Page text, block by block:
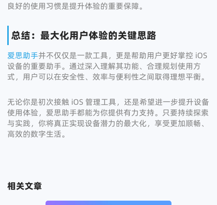
良好的使用习惯是提升体验的重要保障。
总结：最大化用户体验的关键思路
爱思助手并不仅仅是一款工具，更是帮助用户更好掌控 iOS
设备的重要助手。通过深入理解其功能、合理规划使用方
式，用户可以在安全性、效率与便利性之间取得理想平衡。
无论你是初次接触 iOS 管理工具，还是希望进一步提升设备
使用体验，爱思助手都能为你提供有力支持。只要持续探索
与实践，你将真正实现设备潜力的最大化，享受更加顺畅、
高效的数字生活。
相关文章